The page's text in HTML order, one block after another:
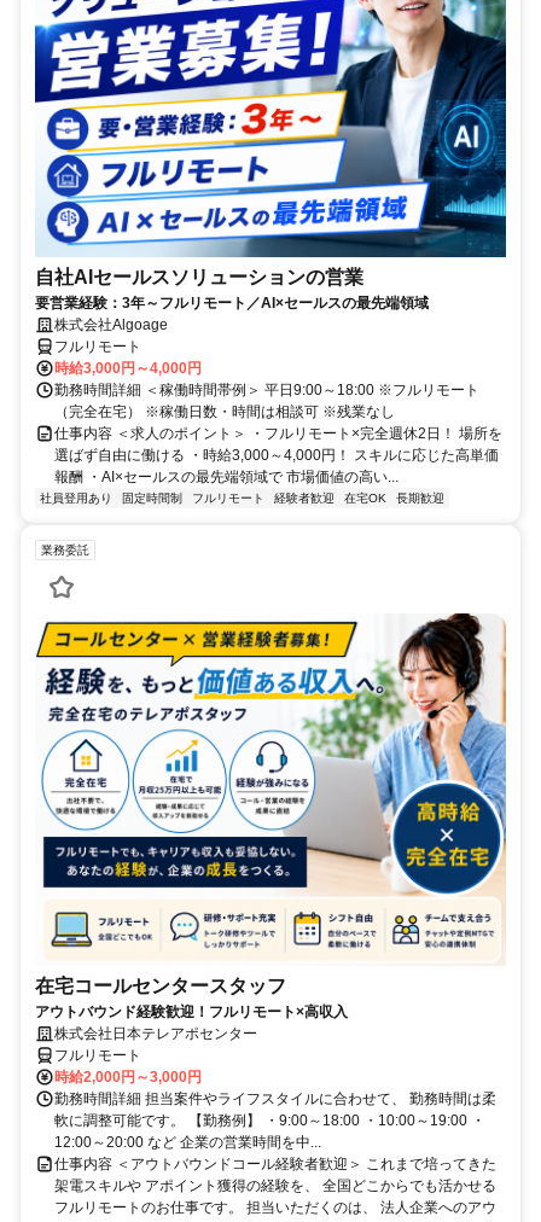
自社AIセールスソリューションの営業
要営業経験：3年～フルリモート／AI×セールスの最先端領域
株式会社Algoage
フルリモート
時給3,000円～4,000円
勤務時間詳細 ＜稼働時間帯例＞ 平日9:00～18:00 ※フルリモート
（完全在宅） ※稼働日数・時間は相談可 ※残業なし
仕事内容 ＜求人のポイント＞ ・フルリモート×完全週休2日！ 場所を
選ばず自由に働ける ・時給3,000～4,000円！ スキルに応じた高単価
報酬 ・AI×セールスの最先端領域で 市場価値の高い...
社員登用あり 固定時間制 フルリモート 経験者歓迎 在宅OK 長期歓迎
業務委託
在宅コールセンタースタッフ
アウトバウンド経験歓迎！フルリモート×高収入
株式会社日本テレアポセンター
フルリモート
時給2,000円～3,000円
勤務時間詳細 担当案件やライフスタイルに合わせて、 勤務時間は柔
軟に調整可能です。 【勤務例】 ・9:00～18:00 ・10:00～19:00 ・
12:00～20:00 など 企業の営業時間を中...
仕事内容 ＜アウトバウンドコール経験者歓迎＞ これまで培ってきた
架電スキルや アポイント獲得の経験を、 全国どこからでも活かせる
フルリモートのお仕事です。 担当いただくのは、 法人企業へのアウ